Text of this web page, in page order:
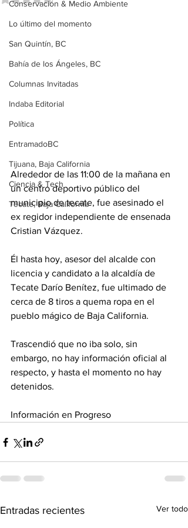
Conservación & Medio Ambiente
Lo último del momento
San Quintín, BC
Bahía de los Ángeles, BC
Columnas Invitadas
Indaba Editorial
Política
EntramadoBC
Tijuana, Baja California
Ciencia & Tech
Tecate, Baja California
Alrededor de las 11:00 de la mañana en
un centro deportivo público del
municipio de tecate, fue asesinado el
ex regidor independiente de ensenada
Cristian Vázquez.
Él hasta hoy, asesor del alcalde con
licencia y candidato a la alcaldía de
Tecate Darío Benítez, fue ultimado de
cerca de 8 tiros a quema ropa en el
pueblo mágico de Baja California.
Trascendió que no iba solo, sin
embargo, no hay información oficial al
respecto, y hasta el momento no hay
detenidos.
Información en Progreso
Entradas recientes Ver todo